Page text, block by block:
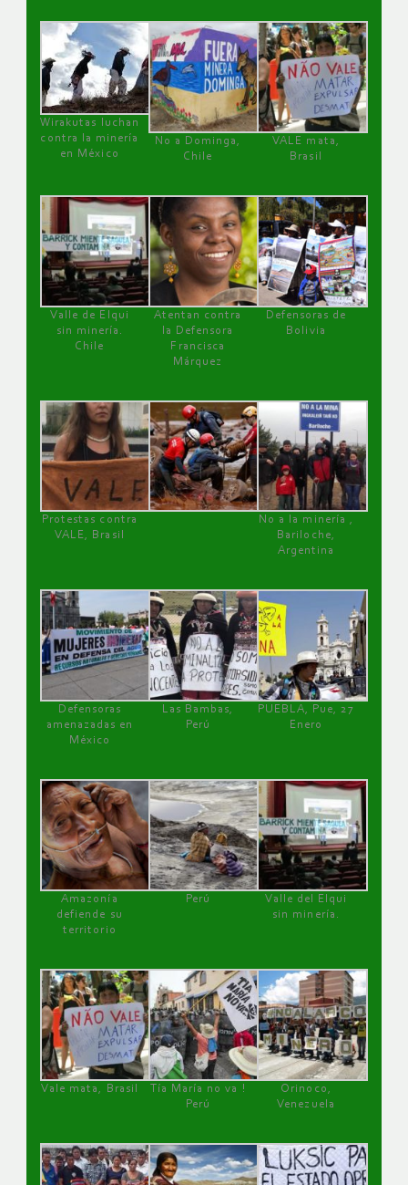
Wirakutas luchan
contra la minería
en México
No a Dominga,
Chile
VALE mata,
Brasil
Valle de Elqui
sin minería.
Chile
Atentan contra
la Defensora
Francisca
Márquez
Defensoras de
Bolivia
Protestas contra
VALE, Brasil
No a la minería ,
Bariloche,
Argentina
Defensoras
amenazadas en
México
Las Bambas,
Perú
PUEBLA, Pue, 27
Enero
Amazonía
defiende su
territorio
Perú
Valle del Elqui
sin minería.
Vale mata, Brasil
Tía María no va !
Perú
Orinoco,
Venezuela